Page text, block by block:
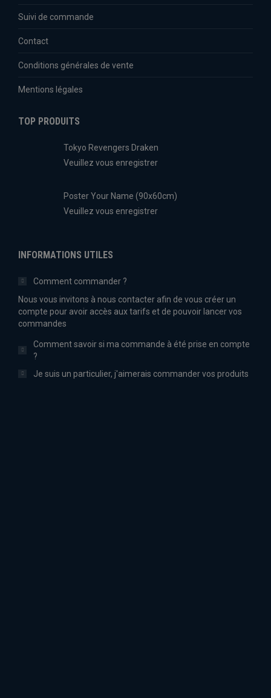
Suivi de commande
Contact
Conditions générales de vente
Mentions légales
TOP PRODUITS
Tokyo Revengers Draken
Veuillez vous enregistrer
Poster Your Name (90x60cm)
Veuillez vous enregistrer
INFORMATIONS UTILES
Comment commander ?
Nous vous invitons à nous contacter afin de vous créer un
compte pour avoir accès aux tarifs et de pouvoir lancer vos
commandes
Comment savoir si ma commande à été prise en compte
?
Je suis un particulier, j'aimerais commander vos produits